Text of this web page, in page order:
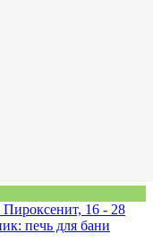
16 - 28
печь для бани